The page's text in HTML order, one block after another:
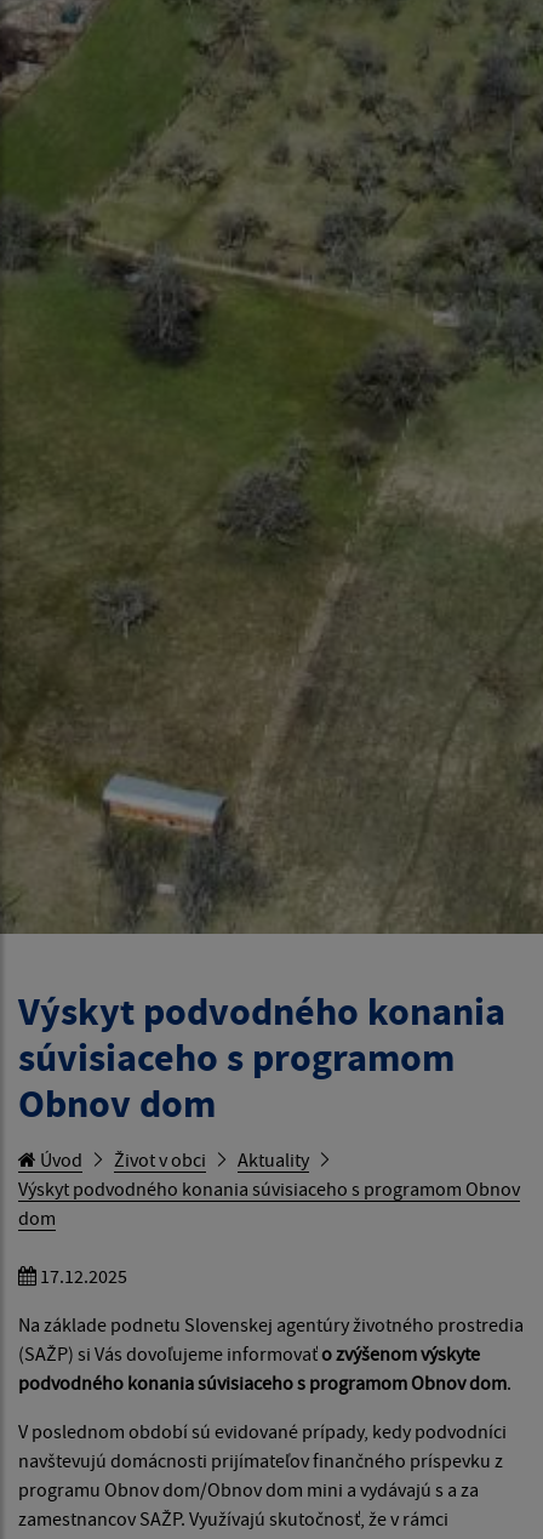
Výskyt podvodného konania
súvisiaceho s programom
Obnov dom
Úvod Život v obci
Aktuality
Výskyt podvodného konania súvisiaceho s programom Obnov
dom
17.12.2025
Na základe podnetu Slovenskej agentúry životného prostredia
(SAŽP) si Vás dovoľujeme informovaťo zvýšenom výskyte
podvodného konania súvisiaceho s programom Obnov dom.
V poslednom období sú evidované prípady, kedy podvodníci
navštevujú domácnosti prijímateľov finančného príspevku z
programu Obnov dom/Obnov dom mini a vydávajú s a za
zamestnancov SAŽP. Využívajú skutočnosť, že v rámci